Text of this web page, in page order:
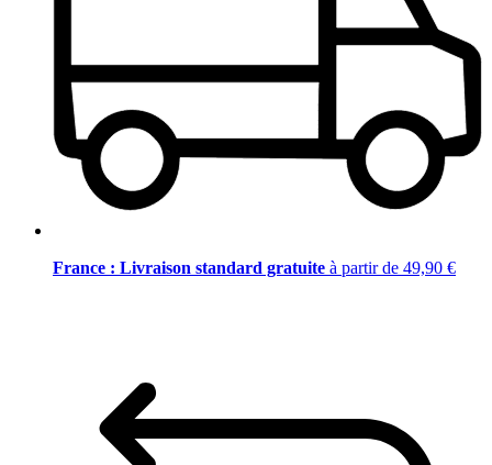
France : Livraison standard gratuite à partir de 49,90 €